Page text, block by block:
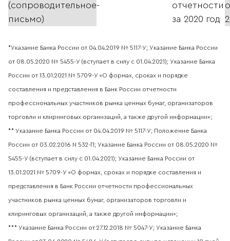
(сопроводительное
письмо)
-
отчетности
за 2020 год
*Указание Банка России от 04.04.2019 № 5117-У; Указание Банка России
от 08.05.2020 № 5455-У (вступает в силу с 01.04.2021); Указание Банка
России от 13.01.2021 № 5709-У «О формах, сроках и порядке
составления и представления в Банк России отчетности
профессиональных участников рынка ценных бумаг, организаторов
торговли и клиринговых организаций, а также другой информации»;
** Указание Банка России от 04.04.2019 № 5117-У; Положение Банка
России от 03.02.2016 N 532-П; Указание Банка России от 08.05.2020 №
5455-У (вступает в силу с 01.04.2021); Указание Банка России от
13.01.2021 № 5709-У «О формах, сроках и порядке составления и
представления в Банк России отчетности профессиональных
участников рынка ценных бумаг, организаторов торговли и
клиринговых организаций, а также другой информации»;
*** Указание Банка России от 27.12.2018 № 5047-У; Указание Банка